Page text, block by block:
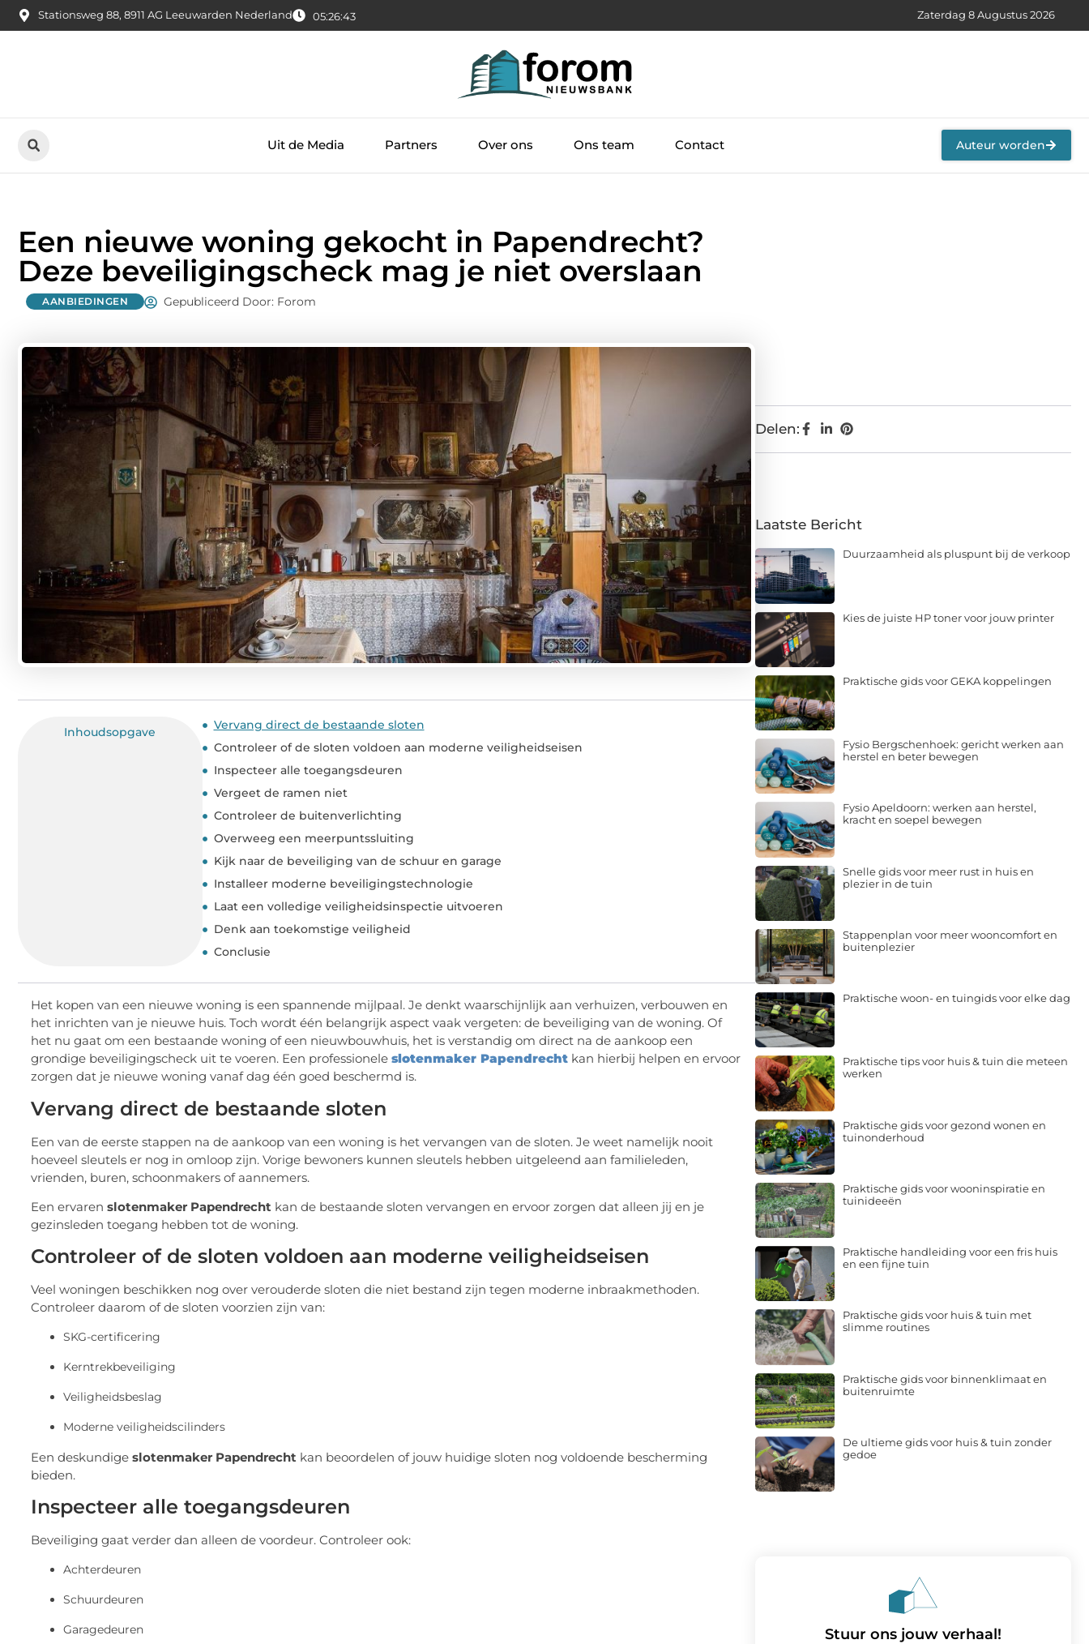
Stationsweg 88, 8911 AG Leeuwarden Nederland 05:26:44 Zaterdag 8 Augustus 2026
Uit de Media Partners Over ons Ons team Contact Auteur worden
Een nieuwe woning gekocht in Papendrecht?
Deze beveiligingscheck mag je niet overslaan
AANBIEDINGEN Gepubliceerd Door: Forom
Inhoudsopgave
Vervang direct de bestaande sloten
Controleer of de sloten voldoen aan moderne veiligheidseisen
Inspecteer alle toegangsdeuren
Vergeet de ramen niet
Controleer de buitenverlichting
Overweeg een meerpuntssluiting
Kijk naar de beveiliging van de schuur en garage
Installeer moderne beveiligingstechnologie
Laat een volledige veiligheidsinspectie uitvoeren
Denk aan toekomstige veiligheid
Conclusie
Het kopen van een nieuwe woning is een spannende mijlpaal. Je denkt waarschijnlijk aan verhuizen, verbouwen en
het inrichten van je nieuwe huis. Toch wordt één belangrijk aspect vaak vergeten: de beveiliging van de woning. Of
het nu gaat om een bestaande woning of een nieuwbouwhuis, het is verstandig om direct na de aankoop een
grondige beveiligingscheck uit te voeren. Een professionele slotenmaker Papendrecht kan hierbij helpen en ervoor
zorgen dat je nieuwe woning vanaf dag één goed beschermd is.
Vervang direct de bestaande sloten
Een van de eerste stappen na de aankoop van een woning is het vervangen van de sloten. Je weet namelijk nooit
hoeveel sleutels er nog in omloop zijn. Vorige bewoners kunnen sleutels hebben uitgeleend aan familieleden,
vrienden, buren, schoonmakers of aannemers.
Een ervaren slotenmaker Papendrecht kan de bestaande sloten vervangen en ervoor zorgen dat alleen jij en je
gezinsleden toegang hebben tot de woning.
Controleer of de sloten voldoen aan moderne veiligheidseisen
Veel woningen beschikken nog over verouderde sloten die niet bestand zijn tegen moderne inbraakmethoden.
Controleer daarom of de sloten voorzien zijn van:
SKG-certificering
Kerntrekbeveiliging
Veiligheidsbeslag
Moderne veiligheidscilinders
Een deskundige slotenmaker Papendrecht kan beoordelen of jouw huidige sloten nog voldoende bescherming
bieden.
Inspecteer alle toegangsdeuren
Beveiliging gaat verder dan alleen de voordeur. Controleer ook:
Achterdeuren
Schuurdeuren
Garagedeuren
Delen:
Laatste Bericht
Duurzaamheid als pluspunt bij de verkoop
Kies de juiste HP toner voor jouw printer
Praktische gids voor GEKA koppelingen
Fysio Bergschenhoek: gericht werken aan
herstel en beter bewegen
Fysio Apeldoorn: werken aan herstel,
kracht en soepel bewegen
Snelle gids voor meer rust in huis en
plezier in de tuin
Stappenplan voor meer wooncomfort en
buitenplezier
Praktische woon- en tuingids voor elke dag
Praktische tips voor huis & tuin die meteen
werken
Praktische gids voor gezond wonen en
tuinonderhoud
Praktische gids voor wooninspiratie en
tuinideeën
Praktische handleiding voor een fris huis
en een fijne tuin
Praktische gids voor huis & tuin met
slimme routines
Praktische gids voor binnenklimaat en
buitenruimte
De ultieme gids voor huis & tuin zonder
gedoe
Stuur ons jouw verhaal!